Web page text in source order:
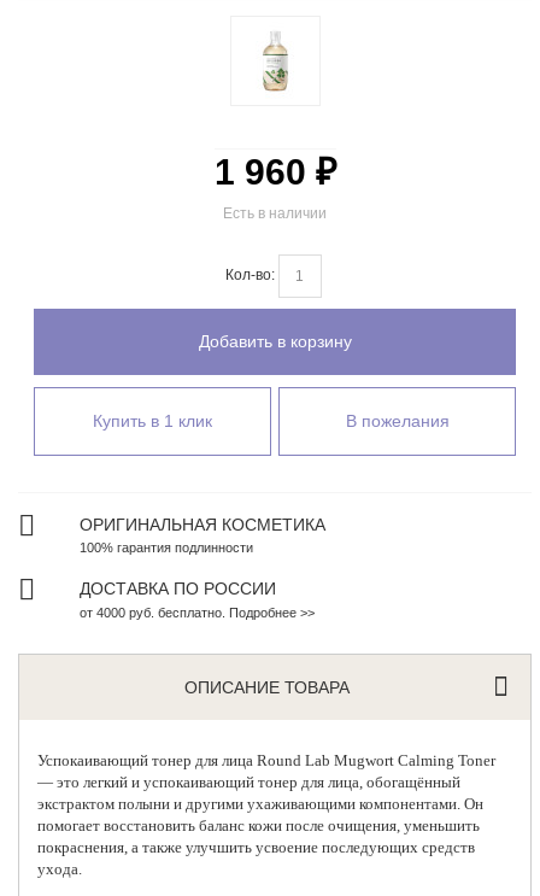
Есть в наличии
1 960 ₽
Кол-во:
Добавить в корзину
Купить в 1 клик В пожелания
ОРИГИНАЛЬНАЯ КОСМЕТИКА
100% гарантия подлинности
ДОСТАВКА ПО РОССИИ
от 4000 руб. бесплатно. Подробнее >>
ОПИСАНИЕ ТОВАРА
Успокаивающий тонер для лица Round Lab Mugwort Calming Toner
— это легкий и успокаивающий тонер для лица, обогащённый
экстрактом полыни и другими ухаживающими компонентами. Он
помогает восстановить баланс кожи после очищения, уменьшить
покраснения, а также улучшить усвоение последующих средств
ухода.